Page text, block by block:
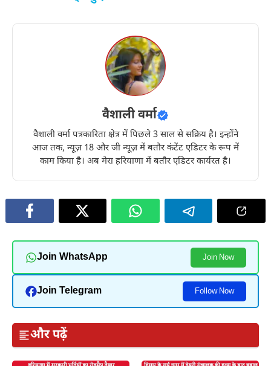
वैशाली वर्मा
वैशाली वर्मा पत्रकारिता क्षेत्र में पिछले 3 साल से सक्रिय है। इन्होंने
आज तक, न्यूज़ 18 और जी न्यूज़ में बतौर कंटेंट एडिटर के रूप में
काम किया है। अब मेरा हरियाणा में बतौर एडिटर कार्यरत है।
Join WhatsApp Join Now
Join Telegram Follow Now
और पढ़ें